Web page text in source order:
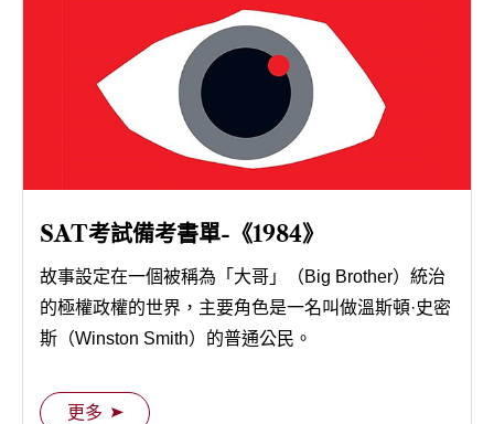
SAT考試備考書單-《1984》
故事設定在一個被稱為「大哥」（Big Brother）統治
的極權政權的世界，主要角色是一名叫做溫斯頓·史密
斯（Winston Smith）的普通公民。
更多